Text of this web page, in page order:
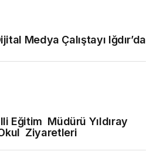
Medya Çalıştayı Iğdır’da
Eğitim Müdürü Yıldıray
Ziyaretleri